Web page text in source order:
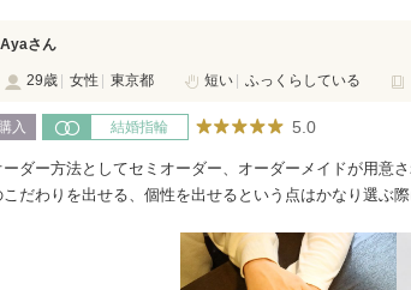
Ayaさん
29歳 女性 東京都 短い ふっくらしている
入 結婚指輪 5.0
ーダー方法としてセミオーダー、オーダーメイドが用意
こだわりを出せる、個性を出せるという点はかなり選ぶ